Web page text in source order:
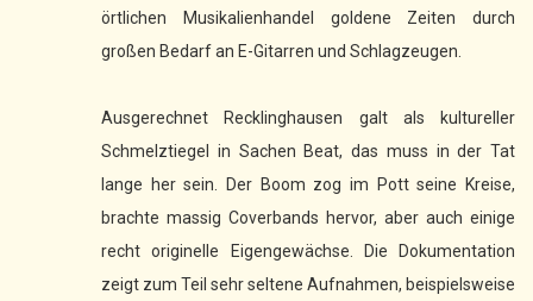
örtlichen Musikalienhandel goldene Zeiten durch
großen Bedarf an E-Gitarren und Schlagzeugen.
Ausgerechnet Recklinghausen galt als kultureller
Schmelztiegel in Sachen Beat, das muss in der Tat
lange her sein. Der Boom zog im Pott seine Kreise,
brachte massig Coverbands hervor, aber auch einige
recht originelle Eigengewächse. Die Dokumentation
zeigt zum Teil sehr seltene Aufnahmen, beispielsweise